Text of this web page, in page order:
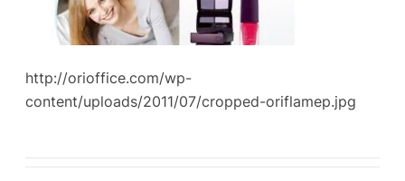
http://orioffice.com/wp-
content/uploads/2011/07/cropped-oriflamep.jpg